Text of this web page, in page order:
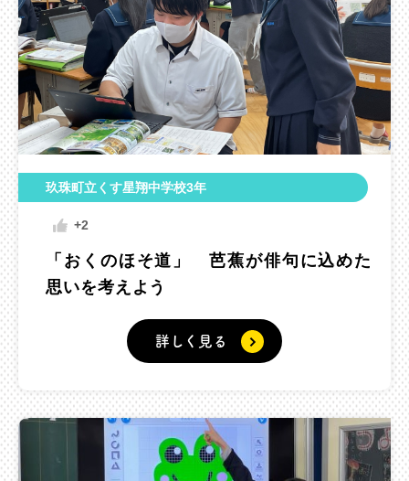
玖珠町立くす星翔中学校3年
+2
「おくのほそ道」 芭蕉が俳句に込めた
思いを考えよう
詳しく見る